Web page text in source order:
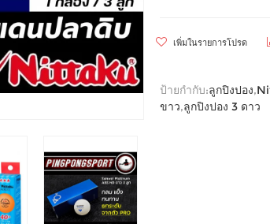
เพิ่มในรายการโปรด
ป้ายกำกับ:ลูกปิงปอง,
ขาว,ลูกปิงปอง 3 ดาว